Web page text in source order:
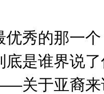
优秀的那一
底是谁界说
关于亚裔来